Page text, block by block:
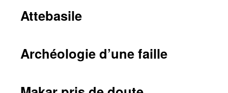
Attebasile
Archéologie d’une faille